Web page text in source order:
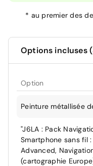
* au premier des
Options incluses
Option
Peinture métallisée
"J6LA : Pack
Smartphone sans fil
Advanced,
(cartographie